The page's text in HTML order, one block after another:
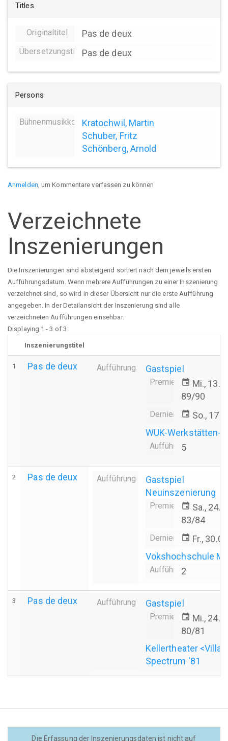
Titles
Originaltitel Pas de deux
ÜbersetzungstitelPas de deux
Persons
BühnenmusikkompositionKratochwil, Martin
Schuber, Fritz
Schönberg, Arnold
Anmelden, um Kommentare verfassen zu können
Verzeichnete
Inszenierungen
Die Inszenierungen sind absteigend sortiert nach dem jeweils ersten
Aufführungsdatum. Wenn mehrere Aufführungen zu einer Inszenierung
verzeichnet sind, so wird in dieser Übersicht nur die erste Aufführung
angegeben. In der Detailansicht der Inszenierung sind alle
verzeichneten Aufführungen einsehbar.
Displaying 1 - 3 of 3
Inszenierungstitel
1 Pas de deux Aufführung Gastspiel
Premiereevent Mi.,
89/90
Derniere event So.,
WUK-Werkstätten-
Aufführungsanzahl
5
2 Pas de deux Aufführung
Gastspiel
Neuinszenierung
Premiereevent Sa.,
83/84
Derniere event Fr.,
Vokshochschule
Aufführungsanzahl
2
3 Pas de deux Aufführung Gastspiel
Premiereevent Mi.,
80/81
Kellertheater
Spectrum '81
Die Erfassung der Inszenierungsdaten ist nicht auf